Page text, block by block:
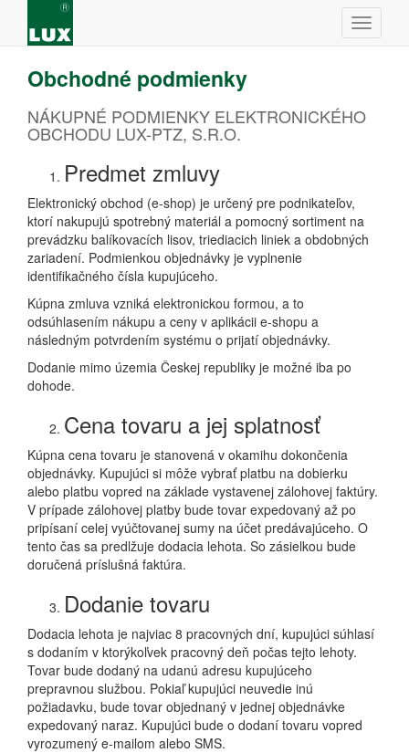
Obchodné podmienky
NÁKUPNÉ PODMIENKY ELEKTRONICKÉHO
OBCHODU LUX-PTZ, S.R.O.
Predmet zmluvy
Elektronický obchod (e-shop) je určený pre podnikateľov,
ktorí nakupujú spotrebný materiál a pomocný sortiment na
prevádzku balíkovacích lisov, triediacich liniek a obdobných
zariadení. Podmienkou objednávky je vyplnenie
identifikačného čísla kupujúceho.
Kúpna zmluva vzniká elektronickou formou, a to
odsúhlasením nákupu a ceny v aplikácii e-shopu a
následným potvrdením systému o prijatí objednávky.
Dodanie mimo územia Českej republiky je možné iba po
dohode.
Cena tovaru a jej splatnosť
Kúpna cena tovaru je stanovená v okamihu dokončenia
objednávky. Kupujúci si môže vybrať platbu na dobierku
alebo platbu vopred na základe vystavenej zálohovej faktúry.
V prípade zálohovej platby bude tovar expedovaný až po
pripísaní celej vyúčtovanej sumy na účet predávajúceho. O
tento čas sa predlžuje dodacia lehota. So zásielkou bude
doručená príslušná faktúra.
Dodanie tovaru
Dodacia lehota je najviac 8 pracovných dní, kupujúci súhlasí
s dodaním v ktorýkoľvek pracovný deň počas tejto lehoty.
Tovar bude dodaný na udanú adresu kupujúceho
prepravnou službou. Pokiaľ kupujúci neuvedie inú
požiadavku, bude tovar objednaný v jednej objednávke
expedovaný naraz. Kupujúci bude o dodaní tovaru vopred
vyrozumený e-mailom alebo SMS.